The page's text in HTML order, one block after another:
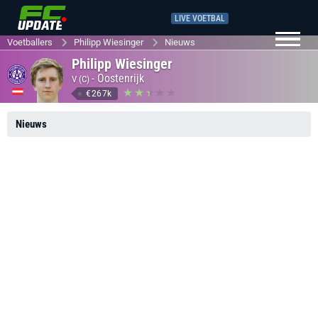
LIVE VOETBAL
Voetballers Philipp Wiesinger Nieuws
Philipp Wiesinger
V (C) - Oostenrijk
€267k
Nieuws